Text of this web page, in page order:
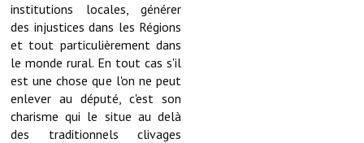
Le personnel municipal
Les moyens financiers
Note de synthèse financière
Rapport d'orientation budgétaire
institutions locales, générer
des injustices dans les Régions
et tout particulièrement dans
le monde rural. En tout cas s'il
est une chose que l'on ne peut
enlever au député, c'est son
charisme qui le situe au delà
des traditionnels clivages